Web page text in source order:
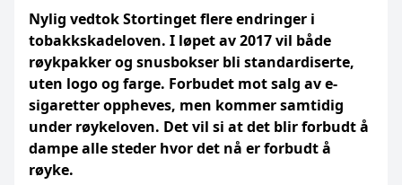
Nylig vedtok Stortinget flere endringer i
tobakkskadeloven. I løpet av 2017 vil både
røykpakker og snusbokser bli standardiserte,
uten logo og farge. Forbudet mot salg av e-
sigaretter oppheves, men kommer samtidig
under røykeloven. Det vil si at det blir forbudt å
dampe alle steder hvor det nå er forbudt å
røyke.